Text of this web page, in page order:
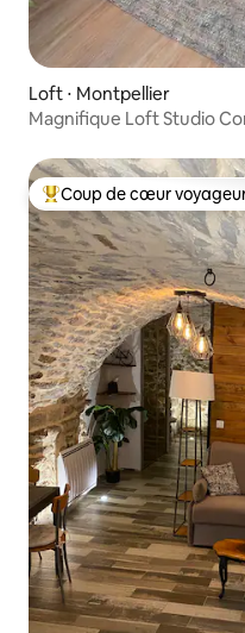
Loft ⋅ Montpellier
Magnifique Loft Studio
Coups de cœur
Coup de cœur